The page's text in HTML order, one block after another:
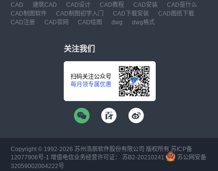
CAD
建筑CAD CAD设计 CAD教程 CAD安装
CAD是什么
CAD制图软件
CAD制图初学入门 CAD下载安装
CAD图纸下载
CAD注册
CAD官网 CAD绘图 dwg dwg格式
关注我们
扫码关注公众号
每月领专属优惠
Copyright © 1992-2026 苏州浩辰软件股份有限公司 版权所有 苏ICP备
12077906号-1 增值电信业务经营许可证： 苏B2-20210241
苏公网安备
32059002004222号